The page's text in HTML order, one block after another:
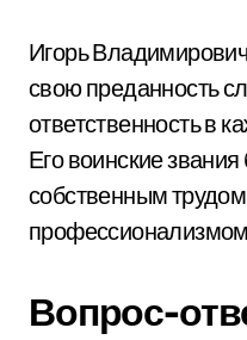
Игорь
свою преданность
ответственность в
Его воинские
собственным
Вопрос-